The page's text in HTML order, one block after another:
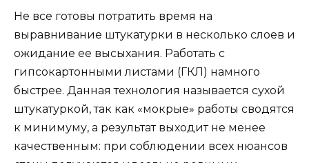
Не все готовы потратить время на
выравнивание штукатурки в несколько слоев и
ожидание ее высыхания. Работать с
гипсокартонными листами (ГКЛ) намного
быстрее. Данная технология называется сухой
штукатуркой, так как «мокрые» работы сводятся
к минимуму, а результат выходит не менее
качественным: при соблюдении всех нюансов